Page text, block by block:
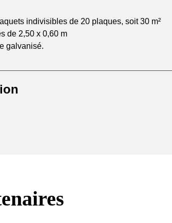
indivisibles de 20 plaques, soit 30 m²
de 2,50 x 0,60 m
galvanisé.